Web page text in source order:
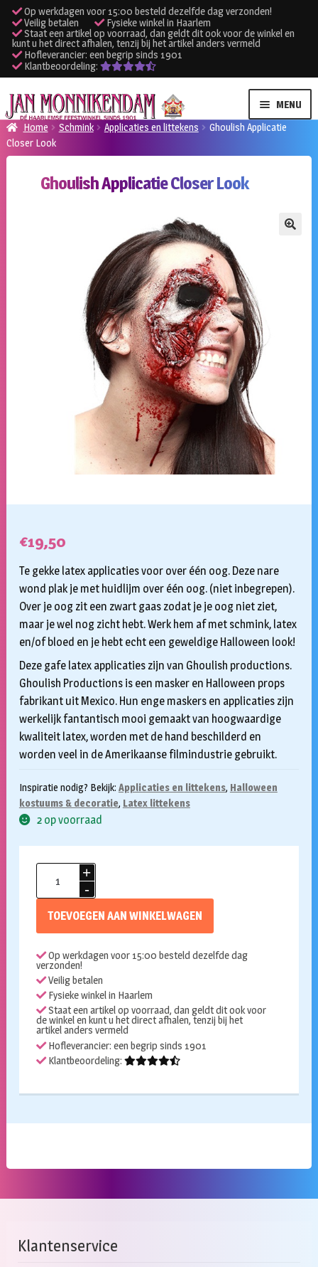
Op werkdagen voor 15:00 besteld dezelfde dag verzonden!
Veilig betalen
Fysieke winkel in Haarlem
Staat een artikel op voorraad, dan geldt dit ook voor de winkel en
kunt u het direct afhalen, tenzij bij het artikel anders vermeld
Hofleverancier: een begrip sinds 1901
Klantbeoordeling:
Ga
door
naar
navigatie
Ga
naar
de
inhoud
MENU
Verhuur kleding
Verhuur apparatuur
Klantenservice
Home Schmink Applicaties en littekens
Ghoulish Applicatie
Closer Look
Ghoulish Applicatie Closer Look
€19,50
Te gekke latex applicaties voor over één oog. Deze nare
wond plak je met huidlijm over één oog. (niet inbegrepen).
Over je oog zit een zwart gaas zodat je je oog niet ziet,
maar je wel nog zicht hebt. Werk hem af met schmink, latex
en/of bloed en je hebt echt een geweldige Halloween look!
Deze gafe latex applicaties zijn van Ghoulish productions.
Ghoulish Productions is een masker en Halloween props
fabrikant uit Mexico. Hun enge maskers en applicaties zijn
werkelijk fantantisch mooi gemaakt van hoogwaardige
kwaliteit latex, worden met de hand beschilderd en
worden veel in de Amerikaanse filmindustrie gebruikt.
Inspiratie nodig? Bekijk: Applicaties en littekens, Halloween
kostuums & decoratie, Latex littekens
2 op voorraad
Applicatie
TOEVOEGEN AAN WINKELWAGEN
Op werkdagen voor 15:00 besteld dezelfde dag
verzonden!
Veilig betalen
Fysieke winkel in Haarlem
Staat een artikel op voorraad, dan geldt dit ook voor
de winkel en kunt u het direct afhalen, tenzij bij het
artikel anders vermeld
Hofleverancier: een begrip sinds 1901
Klantbeoordeling:
Klantenservice